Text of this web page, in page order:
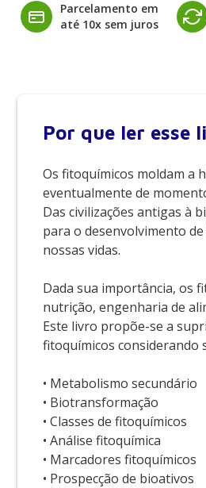
Parcelamento em
até 10x sem juros
Por que ler esse
Os fitoquímicos moldam a
eventualmente de
Das civilizações antigas à
para o desenvolvimento
nossas vidas.
Dada sua importância, os
nutrição, engenharia de
Este livro propõe-se a
fitoquímicos considerando
• Metabolismo secundário
• Biotransformação
• Classes de fitoquímicos
• Análise fitoquímica
• Marcadores fitoquímicos
• Prospecção de bioativos